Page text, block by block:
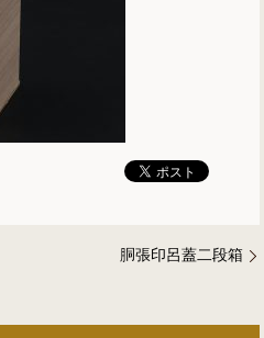
胴張印呂蓋二段箱